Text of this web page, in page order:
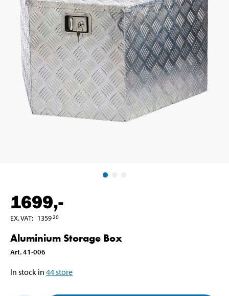
1699,-
EX. VAT: 135920
Aluminium Storage Box
Art.41-006
In stock in 44store